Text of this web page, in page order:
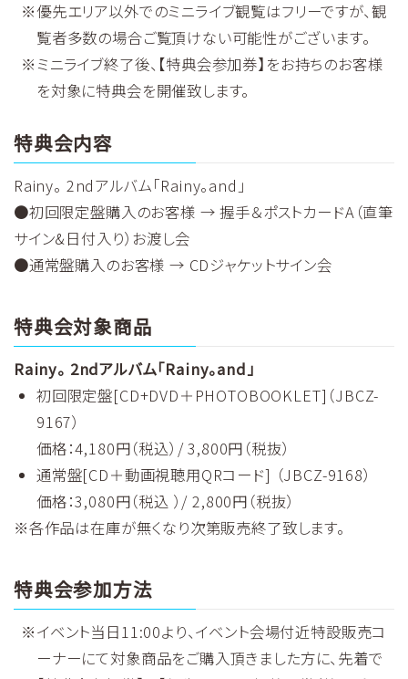
優先エリア以外でのミニライブ観覧はフリーですが、観
覧者多数の場合ご覧頂けない可能性がございます。
ミニライブ終了後、【特典会参加券】をお持ちのお客様
を対象に特典会を開催致します。
特典会内容
Rainy。 2ndアルバム「Rainy。and」
●初回限定盤購入のお客様 → 握手＆ポストカードA（直筆
サイン&日付入り）お渡し会
●通常盤購入のお客様 → CDジャケットサイン会
特典会対象商品
Rainy。 2ndアルバム「Rainy。and」
初回限定盤[CD+DVD＋PHOTOBOOKLET]（JBCZ-
9167）
価格：4,180円（税込）/ 3,800円（税抜）
通常盤[CD＋動画視聴用QRコード] （JBCZ-9168）
価格：3,080円（税込 ）/ 2,800円（税抜）
※各作品は在庫が無くなり次第販売終了致します。
特典会参加方法
イベント当日11:00より、イベント会場付近特設販売コ
ーナーにて対象商品をご購入頂きました方に、先着で